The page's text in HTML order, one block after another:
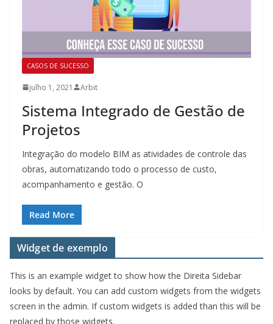
CASOS DE SUCESSO
julho 1, 2021 Arbit
Sistema Integrado de Gestão de
Projetos
Integração do modelo BIM as atividades de controle das
obras, automatizando todo o processo de custo,
acompanhamento e gestão. O
Read More
Widget de exemplo
This is an example widget to show how the Direita Sidebar
looks by default. You can add custom widgets from the widgets
screen in the admin. If custom widgets is added than this will be
replaced by those widgets.